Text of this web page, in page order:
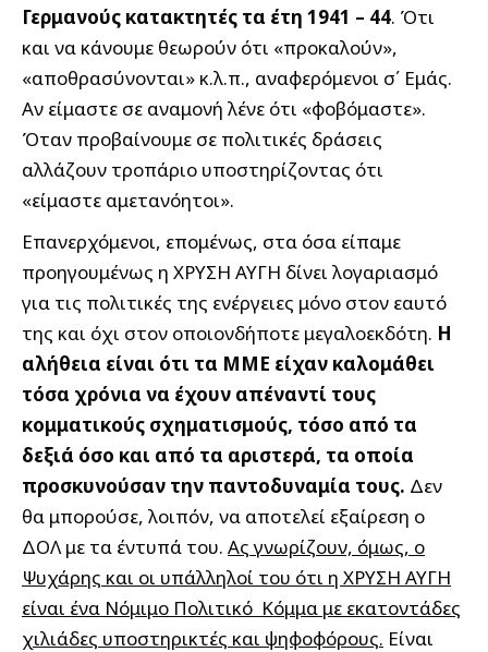
Γερμανούς κατακτητές τα έτη 1941 – 44. Ότι
και να κάνουμε θεωρούν ότι «προκαλούν»,
«αποθρασύνονται» κ.λ.π., αναφερόμενοι σ΄ Εμάς.
Αν είμαστε σε αναμονή λένε ότι «φοβόμαστε».
Όταν προβαίνουμε σε πολιτικές δράσεις
αλλάζουν τροπάριο υποστηρίζοντας ότι
«είμαστε αμετανόητοι».
Επανερχόμενοι, επομένως, στα όσα είπαμε
προηγουμένως η ΧΡΥΣΗ ΑΥΓΗ δίνει λογαριασμό
για τις πολιτικές της ενέργειες μόνο στον εαυτό
της και όχι στον οποιονδήποτε μεγαλοεκδότη. Η
αλήθεια είναι ότι τα ΜΜΕ είχαν καλομάθει
τόσα χρόνια να έχουν απέναντί τους
κομματικούς σχηματισμούς, τόσο από τα
δεξιά όσο και από τα αριστερά, τα οποία
προσκυνούσαν την παντοδυναμία τους. Δεν
θα μπορούσε, λοιπόν, να αποτελεί εξαίρεση ο
ΔΟΛ με τα έντυπά του. Ας γνωρίζουν, όμως, ο
Ψυχάρης και οι υπάλληλοί του ότι η ΧΡΥΣΗ ΑΥΓΗ
είναι ένα Νόμιμο Πολιτικό Κόμμα με εκατοντάδες
χιλιάδες υποστηρικτές και ψηφοφόρους. Είναι